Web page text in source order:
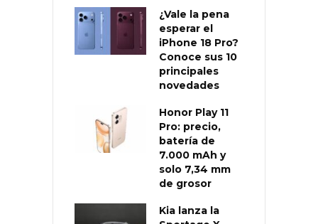
¿Vale la pena
esperar el
iPhone 18 Pro?
Conoce sus 10
principales
novedades
Honor Play 11
Pro: precio,
batería de
7.000 mAh y
solo 7,34 mm
de grosor
Kia lanza la